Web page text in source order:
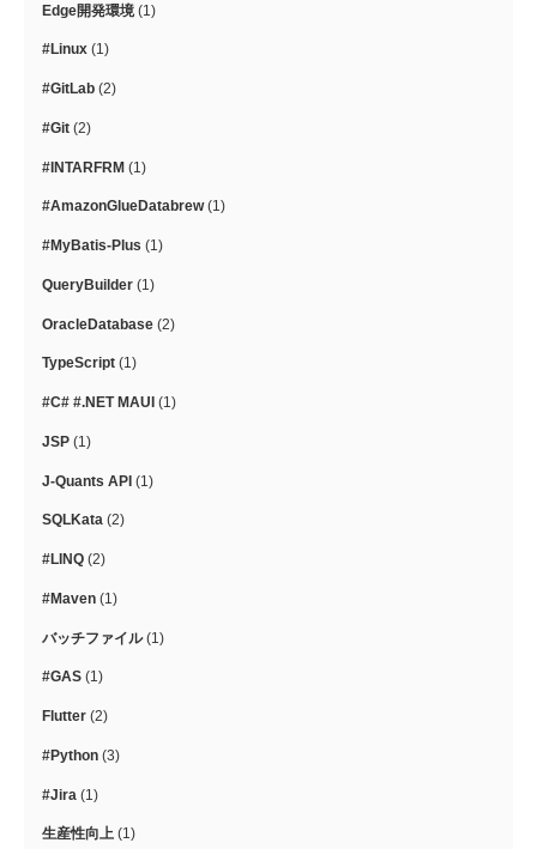
Edge開発環境 (1)
#Linux (1)
#GitLab (2)
#Git (2)
#INTARFRM (1)
#AmazonGlueDatabrew(1)
#MyBatis-Plus (1)
QueryBuilder (1)
OracleDatabase (2)
TypeScript (1)
#C# #.NET MAUI (1)
JSP (1)
J-Quants API (1)
SQLKata (2)
#LINQ (2)
#Maven (1)
バッチファイル(1)
#GAS (1)
Flutter (2)
#Python (3)
#Jira (1)
生産性向上 (1)